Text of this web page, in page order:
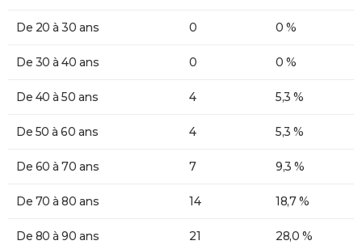
De 20 à 30 ans 0 0 %
De 30 à 40 ans 0 0 %
De 40 à 50 ans 4 5,3 %
De 50 à 60 ans 4 5,3 %
De 60 à 70 ans 7 9,3 %
De 70 à 80 ans 14 18,7 %
De 80 à 90 ans 21 28,0 %